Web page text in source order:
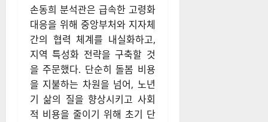
손동희 분석관은 급속한 고령화
대응을 위해 중앙부처와 지자체
간의 협력 체계를 내실화하고,
지역 특성화 전략을 구축할 것
을 주문했다. 단순히 돌봄 비용
을 지불하는 차원을 넘어, 노년
기 삶의 질을 향상시키고 사회
적 비용을 줄이기 위해 초기 단